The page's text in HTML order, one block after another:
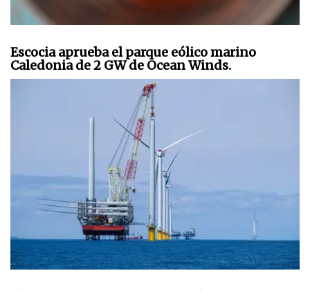
Escocia aprueba el parque eólico marino
Caledonia de 2 GW de Ocean Winds.